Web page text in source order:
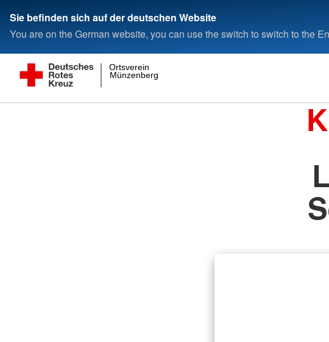
Sie befinden sich auf der deutschen Website
You are on the German website, you can use the switch to switch to the
Münzenberg
Ortsverein